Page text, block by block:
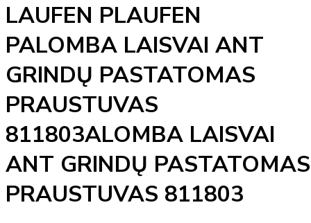
LAUFEN PLAUFEN
PALOMBA LAISVAI ANT
GRINDŲ PASTATOMAS
PRAUSTUVAS
811803ALOMBA LAISVAI
ANT GRINDŲ PASTATOMAS
PRAUSTUVAS 811803